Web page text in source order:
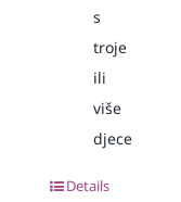
s
troje
ili
više
djece
Details